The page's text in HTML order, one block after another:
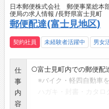
日本郵便株式会社 郵便事業総
便局の求人情報 /長野県富士見町
郵便配達(富士見地区)
契約社員 未経験者活躍中 男女
仕
事
内
容
○富士見町内での郵便配
※バイク・軽四自動車を